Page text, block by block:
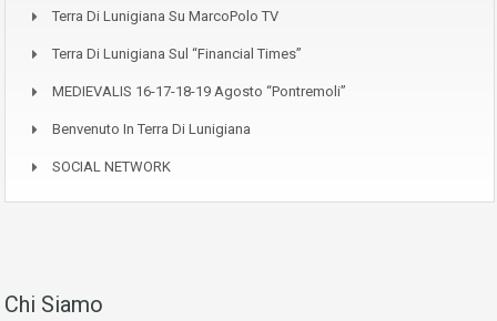
Terra Di Lunigiana Su MarcoPolo TV
Terra Di Lunigiana Sul “Financial Times”
MEDIEVALIS 16-17-18-19 Agosto “Pontremoli”
Benvenuto In Terra Di Lunigiana
SOCIAL NETWORK
Chi Siamo